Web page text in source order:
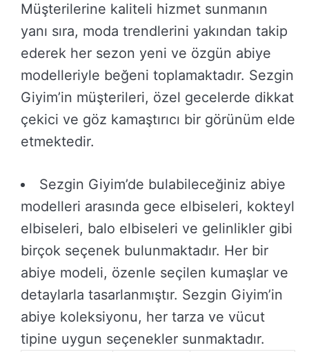
Müşterilerine kaliteli hizmet sunmanın
yanı sıra, moda trendlerini yakından takip
ederek her sezon yeni ve özgün abiye
modelleriyle beğeni toplamaktadır. Sezgin
Giyim’in müşterileri, özel gecelerde dikkat
çekici ve göz kamaştırıcı bir görünüm elde
etmektedir.
Sezgin Giyim’de bulabileceğiniz abiye
modelleri arasında gece elbiseleri, kokteyl
elbiseleri, balo elbiseleri ve gelinlikler gibi
birçok seçenek bulunmaktadır. Her bir
abiye modeli, özenle seçilen kumaşlar ve
detaylarla tasarlanmıştır. Sezgin Giyim’in
abiye koleksiyonu, her tarza ve vücut
tipine uygun seçenekler sunmaktadır.